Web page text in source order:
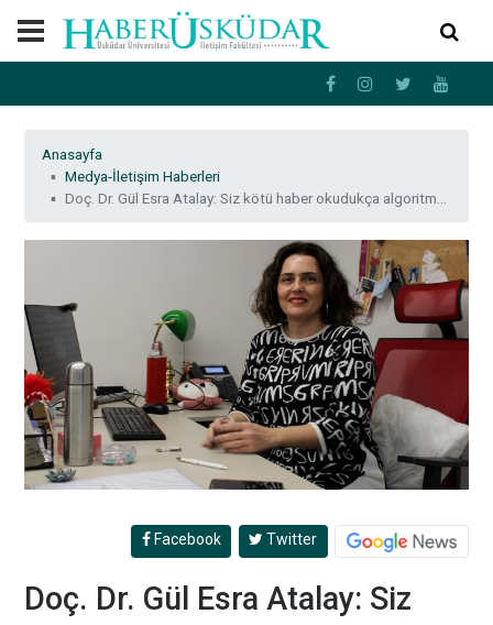
Anasayfa
Medya-İletişim Haberleri
Doç. Dr. Gül Esra Atalay: Siz kötü haber okudukça algoritma önünüze daha fazla kötü haber çıkartıyor
Facebook Twitter
Doç. Dr. Gül Esra Atalay: Siz